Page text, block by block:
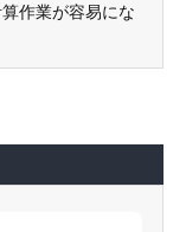
作業が容易にな